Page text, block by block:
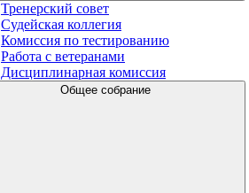
Тренерский совет
Судейская коллегия
Комиссия по тестированию
Работа с ветеранами
Дисциплинарная комиссия
Общее собрание